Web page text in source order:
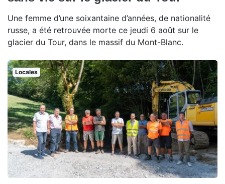
Une femme d’une soixantaine d’années, de nationalité
russe, a été retrouvée morte ce jeudi 6 août sur le
glacier du Tour, dans le massif du Mont-Blanc.
Locales